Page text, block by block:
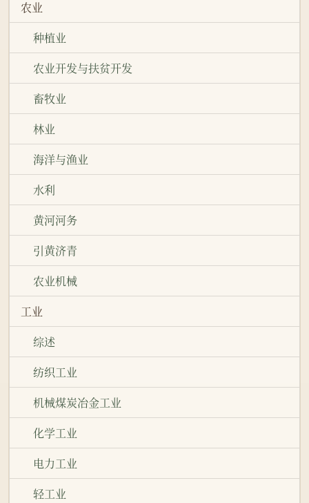
农业
种植业
农业开发与扶贫开发
畜牧业
林业
海洋与渔业
水利
黄河河务
引黄济青
农业机械
工业
综述
纺织工业
机械煤炭冶金工业
化学工业
电力工业
轻工业